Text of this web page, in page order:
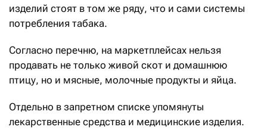
изделий стоят в том же ряду, что и сами системы
потребления табака.
Согласно перечню, на маркетплейсах нельзя
продавать не только живой скот и домашнюю
птицу, но и мясные, молочные продукты и яйца.
Отдельно в запретном списке упомянуты
лекарственные средства и медицинские изделия.